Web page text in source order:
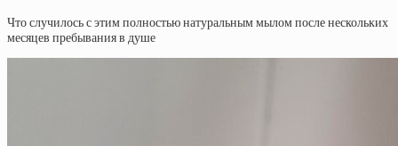
Что случилось с этим полностью натуральным мылом после нескольких
месяцев пребывания в душе